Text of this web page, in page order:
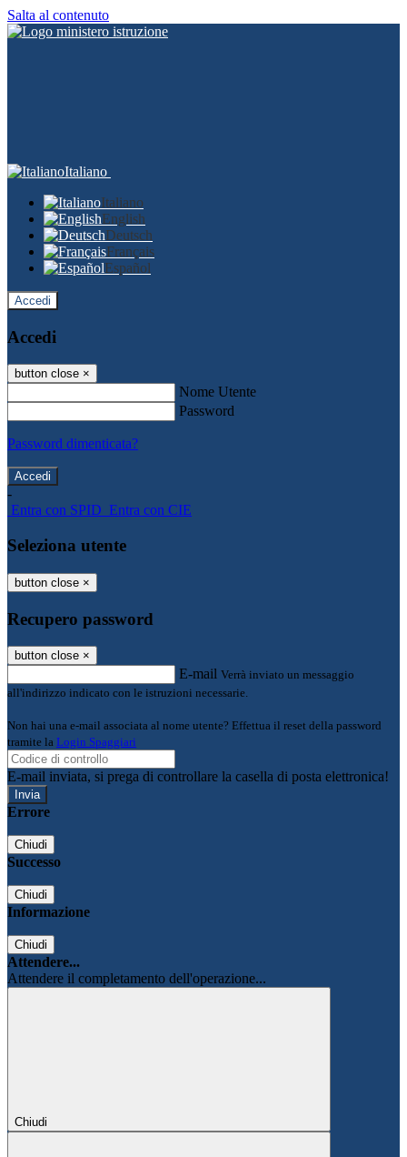
Salta al contenuto
Italiano
Italiano
English
Deutsch
Français
Español
Accedi
Accedi
button close ×
Nome Utente
Password
Password dimenticata?
-
Entra con SPID Entra con CIE
Seleziona utente
button close ×
Recupero password
button close ×
E-mail Verrà inviato un messaggio
all'indirizzo indicato con le istruzioni necessarie.
Non hai una e-mail associata al nome utente? Effettua il reset della password
tramite la Login Spaggiari
E-mail inviata, si prega di controllare la casella di posta elettronica!
Errore
Chiudi
Successo
Chiudi
Informazione
Chiudi
Attendere...
Attendere il completamento dell'operazione...
Chiudi